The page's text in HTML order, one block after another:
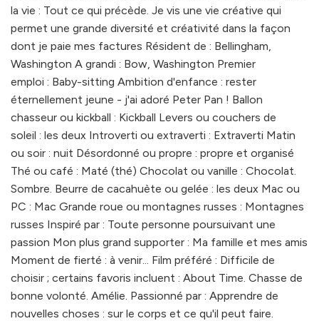
la vie : Tout ce qui précède. Je vis une vie créative qui
permet une grande diversité et créativité dans la façon
dont je paie mes factures Résident de : Bellingham,
Washington A grandi : Bow, Washington Premier
emploi : Baby-sitting Ambition d'enfance : rester
éternellement jeune - j'ai adoré Peter Pan ! Ballon
chasseur ou kickball : Kickball Levers ou couchers de
soleil : les deux Introverti ou extraverti : Extraverti Matin
ou soir : nuit Désordonné ou propre : propre et organisé
Thé ou café : Maté (thé) Chocolat ou vanille : Chocolat.
Sombre. Beurre de cacahuète ou gelée : les deux Mac ou
PC : Mac Grande roue ou montagnes russes : Montagnes
russes Inspiré par : Toute personne poursuivant une
passion Mon plus grand supporter : Ma famille et mes amis
Moment de fierté : à venir... Film préféré : Difficile de
choisir ; certains favoris incluent : About Time. Chasse de
bonne volonté. Amélie. Passionné par : Apprendre de
nouvelles choses : sur le corps et ce qu'il peut faire.